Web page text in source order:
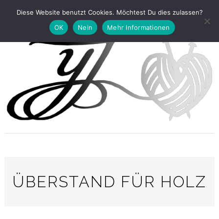
ÜBERSTAND FÜR HOLZ
Diese Website benutzt Cookies. Möchtest Du dies zulassen?
OK
Nein Mehr Informationen